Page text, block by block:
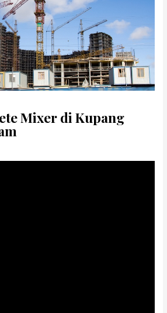
Mixer di Kupang